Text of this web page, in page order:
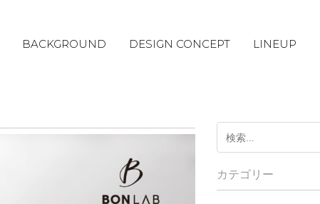
BACKGROUND DESIGN CONCEPT LINEUP
カテゴリー